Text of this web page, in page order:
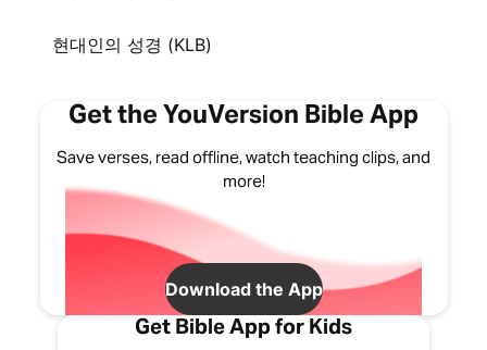
현대인의 성경 (KLB)
Get the YouVersion Bible App
Save verses, read offline, watch teaching clips, and
more!
Download the App
Get Bible App for Kids